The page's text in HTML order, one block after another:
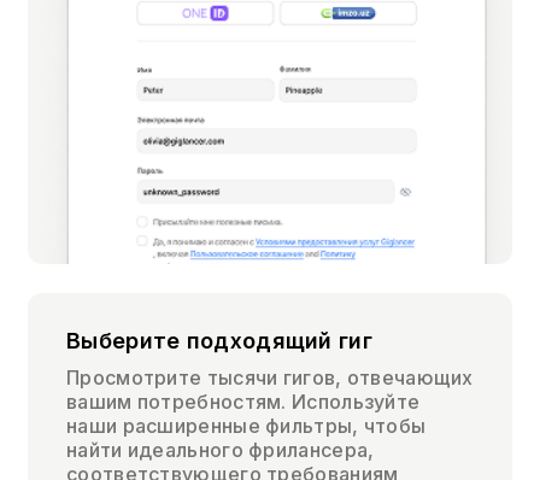
Выберите подходящий гиг
Просмотрите тысячи гигов, отвечающих
вашим потребностям. Используйте
наши расширенные фильтры, чтобы
найти идеального фрилансера,
соответствующего требованиям